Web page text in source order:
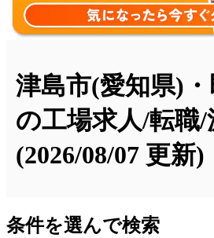
津島市(愛知県)
の工場求人/転職/
(2026/08/07 更新)
条件を選んで検索